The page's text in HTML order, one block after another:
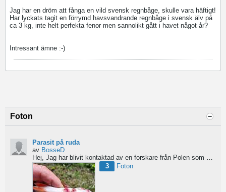
Jag har en dröm att fånga en vild svensk regnbåge, skulle vara häftigt!
Har lyckats tagit en förrymd havsvandrande regnbåge i svensk älv på
ca 3 kg, inte helt perfekta fenor men sannolikt gått i havet något år?
Intressant ämne :-)
Foton
Parasit på ruda
av BosseD
Hej, Jag har blivit kontaktad av en forskare från Polen som är på jakt efter material av...
3
Foton